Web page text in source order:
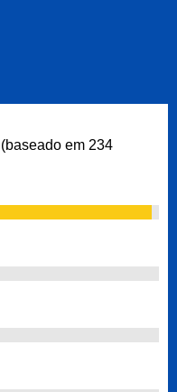
em 234